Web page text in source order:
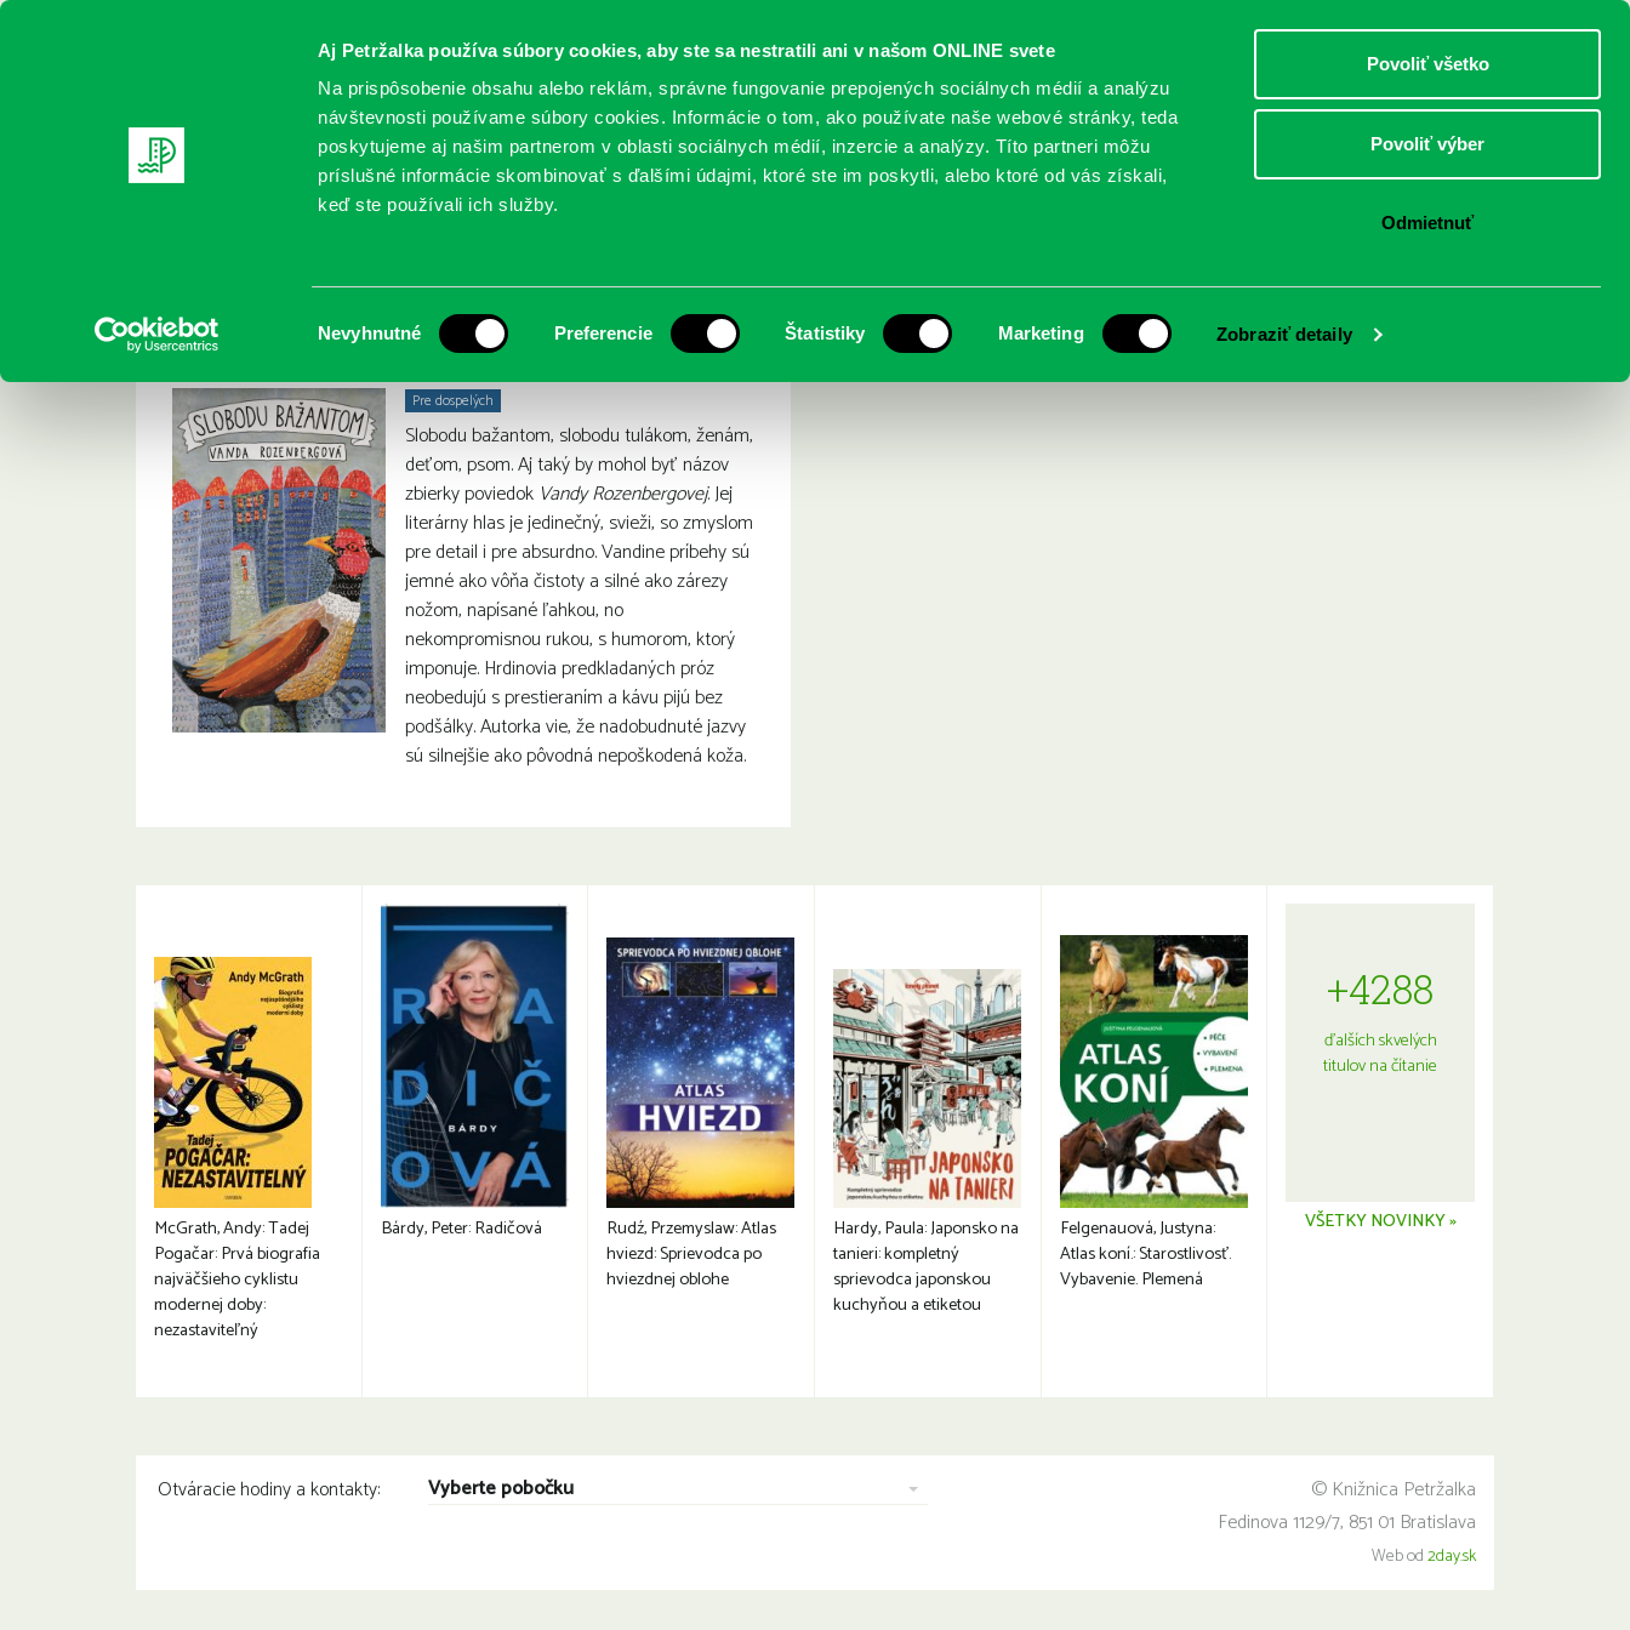
Aj Petržalka používa súbory cookies, aby ste sa nestratili ani v našom ONLINE svete
Na prispôsobenie obsahu alebo reklám, správne fungovanie prepojených sociálnych médií a analýzu
návštevnosti používame súbory cookies. Informácie o tom, ako používate naše webové stránky, teda
poskytujeme aj našim partnerom v oblasti sociálnych médií, inzercie a analýzy. Títo partneri môžu
príslušné informácie skombinovať s ďalšími údajmi, ktoré ste im poskytli, alebo ktoré od vás získali,
keď ste používali ich služby.
súhlasu
Nevyhnutné Preferencie Štatistiky Marketing Zobraziť detaily
Povoliť všetko
Povoliť výber
Odmietnuť
DOSPELÍ
REGISTRUJTE SA ONLINE KATALÓGY SLUŽBY PODUJATIA POBOČKY O KNIŽNICI
Vanda Rozenbergová :Slobodu bažantom
Pre dospelých
Slobodu bažantom, slobodu tulákom, ženám,
deťom, psom. Aj taký by mohol byť názov
zbierky poviedok Vandy Rozenbergovej. Jej
literárny hlas je jedinečný, svieži, so zmyslom
pre detail i pre absurdno. Vandine príbehy sú
jemné ako vôňa čistoty a silné ako zárezy
nožom, napísané ľahkou, no
nekompromisnou rukou, s humorom, ktorý
imponuje. Hrdinovia predkladaných próz
neobedujú s prestieraním a kávu pijú bez
podšálky. Autorka vie, že nadobudnuté jazvy
sú silnejšie ako pôvodná nepoškodená koža.
McGrath, Andy: Tadej
Pogačar: Prvá biografia
najväčšieho cyklistu
modernej doby:
nezastaviteľný
Bárdy, Peter: Radičová
Rudź, Przemyslaw: Atlas
hviezd: Sprievodca po
hviezdnej oblohe
Hardy, Paula: Japonsko na
tanieri: kompletný
sprievodca japonskou
kuchyňou a etiketou
Felgenauová, Justyna:
Atlas koní.: Starostlivosť.
Vybavenie. Plemená
+4288
ďalších skvelých
titulov na čítanie
VŠETKY NOVINKY »
Otváracie hodiny a kontakty: Vyberte pobočku
© Knižnica Petržalka
Fedinova 1129/7, 851 01 Bratislava
Web od2day.sk